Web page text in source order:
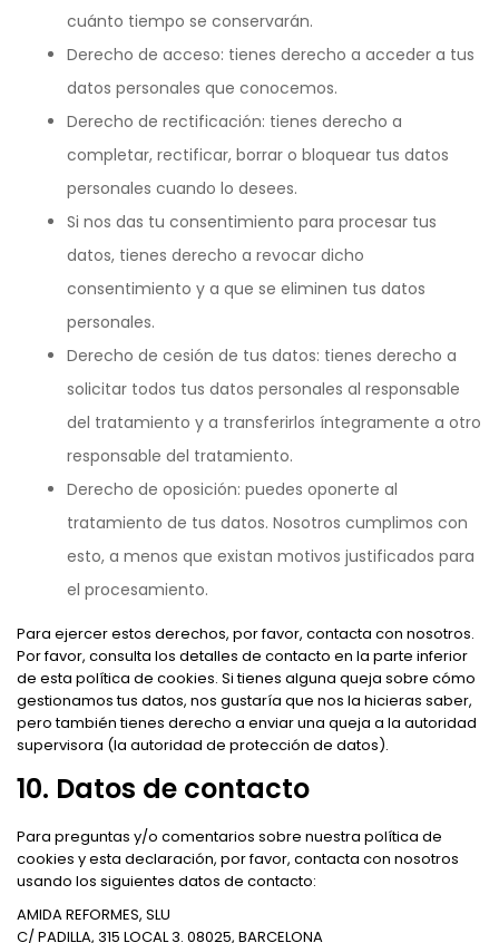
cuánto tiempo se conservarán.
Derecho de acceso: tienes derecho a acceder a tus
datos personales que conocemos.
Derecho de rectificación: tienes derecho a
completar, rectificar, borrar o bloquear tus datos
personales cuando lo desees.
Si nos das tu consentimiento para procesar tus
datos, tienes derecho a revocar dicho
consentimiento y a que se eliminen tus datos
personales.
Derecho de cesión de tus datos: tienes derecho a
solicitar todos tus datos personales al responsable
del tratamiento y a transferirlos íntegramente a otro
responsable del tratamiento.
Derecho de oposición: puedes oponerte al
tratamiento de tus datos. Nosotros cumplimos con
esto, a menos que existan motivos justificados para
el procesamiento.
Para ejercer estos derechos, por favor, contacta con nosotros.
Por favor, consulta los detalles de contacto en la parte inferior
de esta política de cookies. Si tienes alguna queja sobre cómo
gestionamos tus datos, nos gustaría que nos la hicieras saber,
pero también tienes derecho a enviar una queja a la autoridad
supervisora (la autoridad de protección de datos).
10. Datos de contacto
Para preguntas y/o comentarios sobre nuestra política de
cookies y esta declaración, por favor, contacta con nosotros
usando los siguientes datos de contacto:
AMIDA REFORMES, SLU
C/ PADILLA, 315 LOCAL 3. 08025, BARCELONA